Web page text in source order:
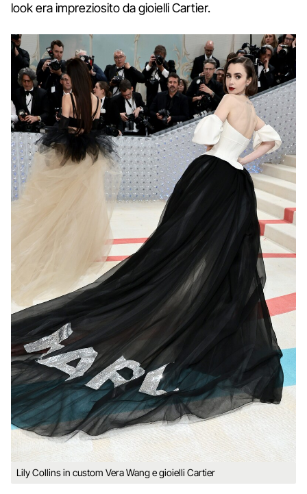
look era impreziosito da gioielli Cartier.
Lily Collins in custom Vera Wang e gioielli Cartier